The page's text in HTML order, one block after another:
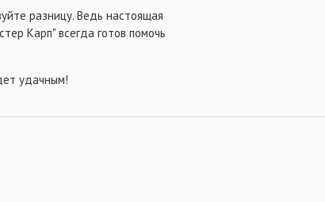
разницу. Ведь настоящая
Карп" всегда готов помочь
удачным!